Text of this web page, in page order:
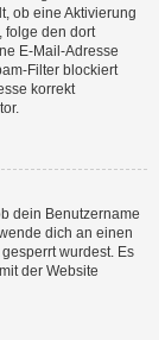
ob eine Aktivierung
folge den dort
E-Mail-Adresse
Filter blockiert
korrekt
dein Benutzername
dich an einen
wurdest. Es
der Website